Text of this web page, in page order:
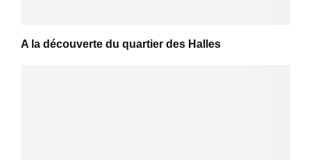
A la découverte du quartier des Halles